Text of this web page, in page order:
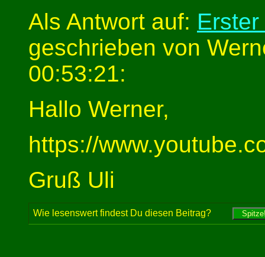
Als Antwort auf:
geschrieben von
00:53:21:
Hallo Werner,
https://
Gruß Uli
Wie lesenswert findest Du diesen Beitrag?